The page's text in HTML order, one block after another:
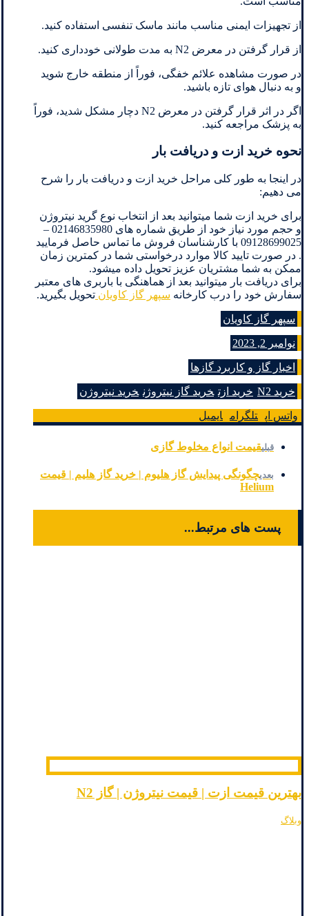
از تجهیزات ایمنی مناسب مانند ماسک تنفسی استفاده کنید.
از قرار گرفتن در معرض N2 به مدت طولانی خودداری کنید.
در صورت مشاهده علائم خفگی، فوراً از منطقه خارج شوید
و به دنبال هوای تازه باشید.
اگر در اثر قرار گرفتن در معرض N2 دچار مشکل شدید، فوراً
به پزشک مراجعه کنید.
نحوه خرید ازت و دریافت بار
در اینجا به طور کلی مراحل خرید ازت و دریافت بار را شرح
می دهیم:
برای خرید ازت شما میتوانید بعد از انتخاب نوع گرید نیتروژن
و حجم مورد نیاز خود از طریق شماره های 02146835980 –
09128699025 با کارشناسان فروش ما تماس حاصل فرمایید
. در صورت تایید کالا موارد درخواستی شما در کمترین زمان
ممکن به شما مشتریان عزیز تحویل داده میشود.
برای دریافت بار میتوانید بعد از هماهنگی با باربری های معتبر
سفارش خود را درب کارخانه سپهر گاز کاویان تحویل بگیرید.
سپهر گاز کاویان
نوامبر 2, 2023
اخبار گاز و کاربرد گازها
خرید N2 خرید ازت خرید گاز نیتروژن خرید نیتروژن
واتس اپ تلگرام ایمیل
قبلیقیمت انواع مخلوط گازی
بعدیچگونگی پیدایش گاز هلیوم | خرید گاز هلیم | قیمت
Helium
پست های مرتبط...
بهترین قیمت ازت | قیمت نیتروژن | گاز N2
وبلاگ